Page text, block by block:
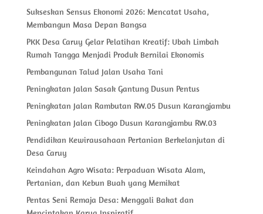
Sukseskan Sensus Ekonomi 2026: Mencatat Usaha,
Membangun Masa Depan Bangsa
PKK Desa Caruy Gelar Pelatihan Kreatif: Ubah Limbah
Rumah Tangga Menjadi Produk Bernilai Ekonomis
Pembangunan Talud Jalan Usaha Tani
Peningkatan Jalan Sasak Gantung Dusun Pentus
Peningkatan Jalan Rambutan RW.05 Dusun Karangjambu
Peningkatan Jalan Cibogo Dusun Karangjambu RW.03
Pendidikan Kewirausahaan Pertanian Berkelanjutan di
Desa Caruy
Keindahan Agro Wisata: Perpaduan Wisata Alam,
Pertanian, dan Kebun Buah yang Memikat
Pentas Seni Remaja Desa: Menggali Bakat dan